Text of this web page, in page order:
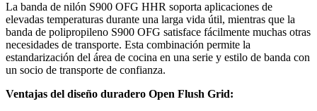
La banda de nilón S900 OFG HHR soporta aplicaciones de
elevadas temperaturas durante una larga vida útil, mientras que la
banda de polipropileno S900 OFG satisface fácilmente muchas otras
necesidades de transporte. Esta combinación permite la
estandarización del área de cocina en una serie y estilo de banda con
un socio de transporte de confianza.
Ventajas del diseño duradero Open Flush Grid: